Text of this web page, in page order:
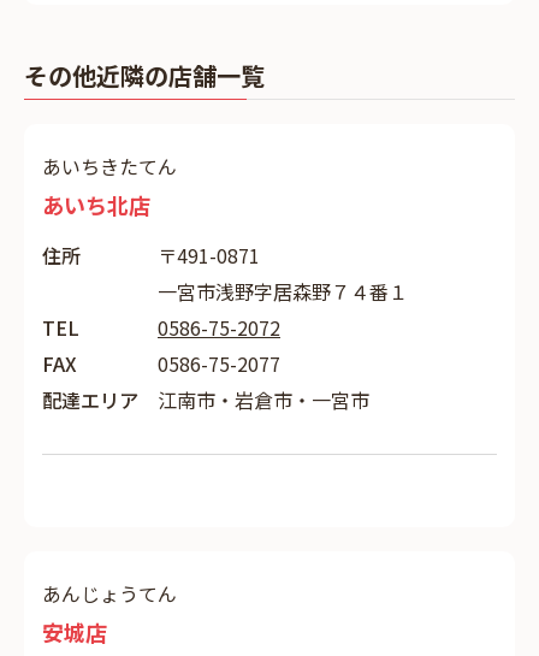
その他近隣の店舗一覧
あいちきたてん
あいち北店
住所
〒491-0871
一宮市浅野字居森野７４番１
TEL
0586-75-2072
FAX
0586-75-2077
配達エリア
江南市・岩倉市・一宮市
あんじょうてん
安城店